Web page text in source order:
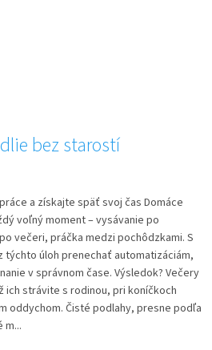
bez starostí
a získajte späť svoj čas Domáce
voľný moment – vysávanie po
večeri, práčka medzi pochôdzkami. S
týchto úloh prenechať automatizáciám,
v správnom čase. Výsledok? Večery
ich strávite s rodinou, pri koníčkoch
oddychom. Čisté podlahy, presne podľa
m...